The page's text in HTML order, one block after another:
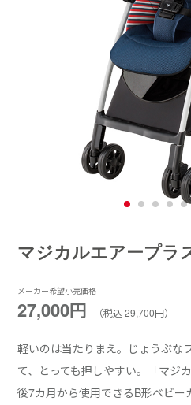
マジカルエアープラ
メーカー希望小売価格
27,000円 （税込 29,700円）
軽いのは当たりまえ。じょうぶな
て、とっても押しやすい。「マジ
後7カ月から使用できるB形ベビー